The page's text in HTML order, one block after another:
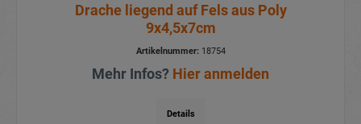
Drache liegend auf Fels aus Poly
9x4,5x7cm
Artikelnummer:18754
Mehr Infos? Hier anmelden
Details